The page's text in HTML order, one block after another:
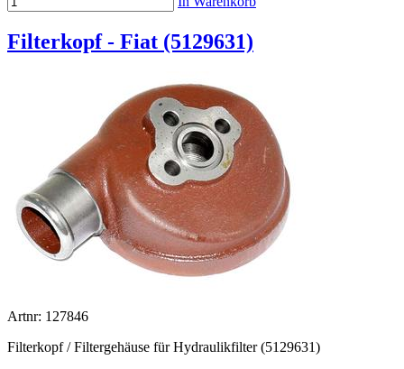
Filterkopf - Fiat (5129631)
Artnr: 127846
Filterkopf / Filtergehäuse für Hydraulikfilter (5129631)